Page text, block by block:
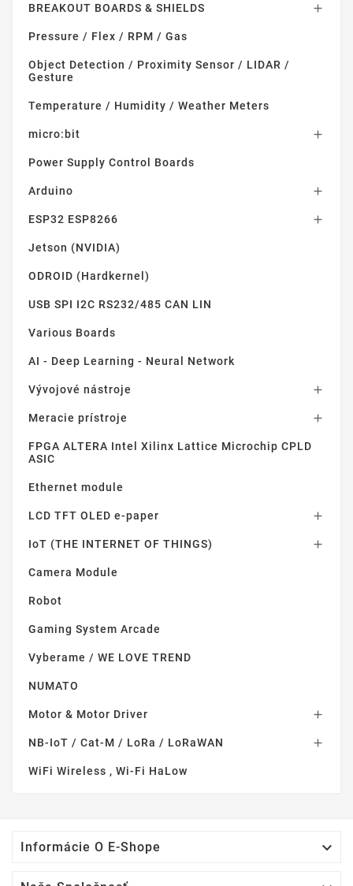
BREAKOUT BOARDS & SHIELDS 
Pressure / Flex / RPM / Gas
Object Detection / Proximity Sensor / LIDAR /
Gesture
Temperature / Humidity / Weather Meters
micro:bit 
Power Supply Control Boards
Arduino 
ESP32 ESP8266 
Jetson (NVIDIA)
ODROID (Hardkernel)
USB SPI I2C RS232/485 CAN LIN
Various Boards
AI - Deep Learning - Neural Network
Vývojové nástroje 
Meracie prístroje 
FPGA ALTERA Intel Xilinx Lattice Microchip CPLD
ASIC
Ethernet module
LCD TFT OLED e-paper 
IoT (THE INTERNET OF THINGS) 
Camera Module
Robot
Gaming System Arcade
Vyberame / WE LOVE TREND
NUMATO
Motor & Motor Driver 
NB-IoT / Cat-M / LoRa / LoRaWAN 
WiFi Wireless , Wi-Fi HaLow
Informácie O E-Shope 